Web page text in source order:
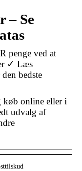
– Se
penge ved at
✓ Læs
bedste
køb online eller i
udvalg af